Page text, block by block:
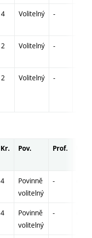
4 Volitelný -
2 Volitelný -
2 Volitelný -
Kr. Pov. Prof.
4
Povinně
volitelný
-
4
Povinně
volitelný
-